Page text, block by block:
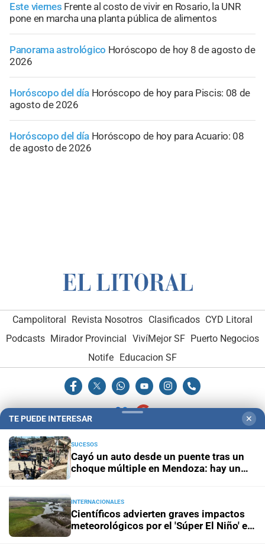
Este viernes Frente al costo de vivir en Rosario, la UNR
pone en marcha una planta pública de alimentos
Panorama astrológico Horóscopo de hoy 8 de agosto de
2026
Horóscopo del día Horóscopo de hoy para Piscis: 08 de
agosto de 2026
Horóscopo del día Horóscopo de hoy para Acuario: 08
de agosto de 2026
Campolitoral Revista Nosotros Clasificados CYD Litoral
Podcasts Mirador Provincial VivíMejor SF Puerto Negocios
Notife Educacion SF
Hemeroteca Digital (1930-1979)
Administración y Publicidad-Elementos institucionales
Opcionales con El Litoral
El Litoral es miembro de:
TE PUEDE INTERESAR ✕
SUCESOS
Cayó un auto desde un puente tras un
choque múltiple en Mendoza: hay un
INTERNACIONALES
Científicos advierten graves impactos
meteorológicos por el 'Súper El Niño' en